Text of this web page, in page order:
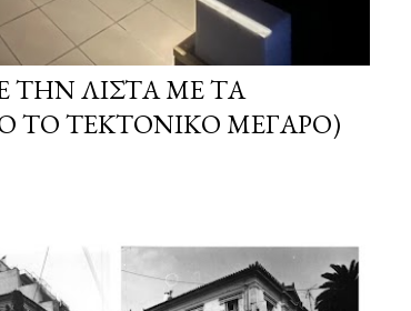
ΤΗΝ ΛΊΣΤΑ ΜΕ ΤΑ
ΤΟ ΤΕΚΤΟΝΙΚΌ ΜΈΓΑΡΟ)